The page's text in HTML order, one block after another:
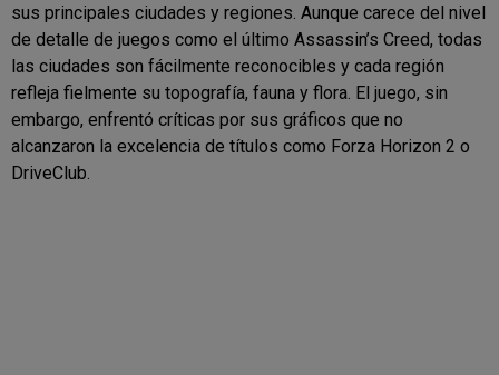
sus principales ciudades y regiones. Aunque carece del nivel
de detalle de juegos como el último Assassin’s Creed, todas
las ciudades son fácilmente reconocibles y cada región
refleja fielmente su topografía, fauna y flora. El juego, sin
embargo, enfrentó críticas por sus gráficos que no
alcanzaron la excelencia de títulos como Forza Horizon 2 o
DriveClub.